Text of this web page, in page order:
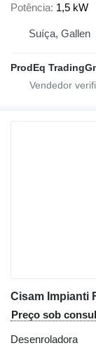
Potência 1,5 kW
Suíça, Gallen
ProdEq
Cisam Impianti
Preço sob
Desenroladora